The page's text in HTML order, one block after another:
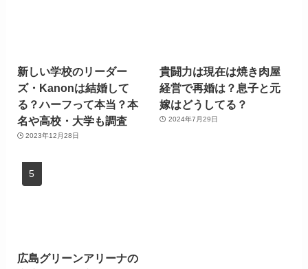
新しい学校のリーダー
ズ・Kanonは結婚して
る？ハーフって本当？本
名や高校・大学も調査
2023年12月28日
貴闘力は現在は焼き肉屋
経営で再婚は？息子と元
嫁はどうしてる？
2024年7月29日
広島グリーンアリーナの